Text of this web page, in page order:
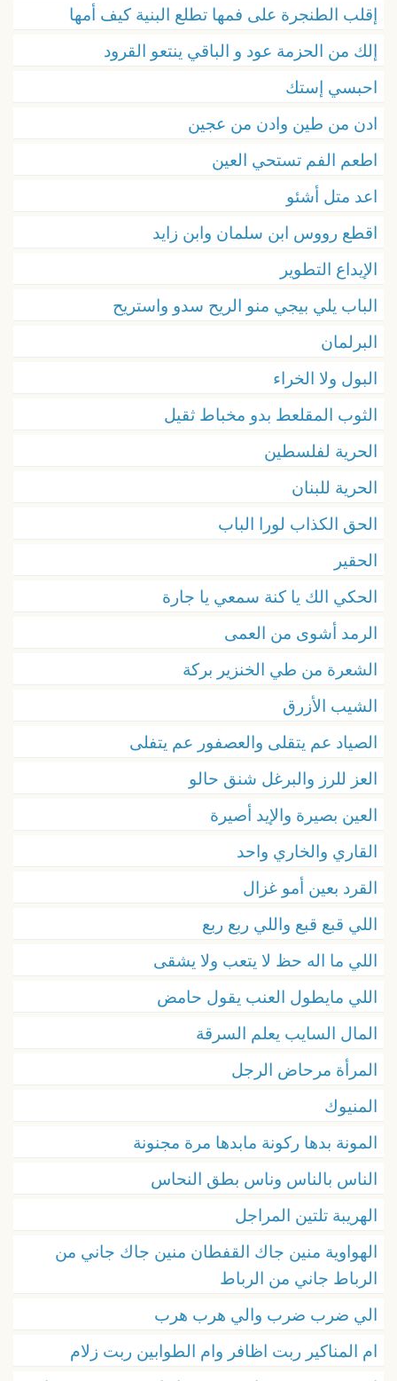
إقلب الطنجرة على فمها تطلع البنية كيف أمها
إلك من الحزمة عود و الباقي ينتعو القرود
احبسي إستك
ادن من طين وادن من عجين
اطعم الفم تستحي العين
اعد متل أشئو
اقطع رووس ابن سلمان وابن زايد
الإيداع التطوير
الباب يلي بيجي منو الريح سدو واستريح
البرلمان
البول ولا الخراء
الثوب المقلعط بدو مخباط ثقيل
الحرية لفلسطين
الحرية للبنان
الحق الكذاب لورا الباب
الحقير
الحكي الك يا كنة سمعي يا جارة
الرمد أشوى من العمى
الشعرة من طي الخنزير بركة
الشيب الأزرق
الصياد عم يتقلى والعصفور عم يتفلى
العز للرز والبرغل شنق حالو
العين بصيرة والإيد أصيرة
القاري والخاري واحد
القرد بعين أمو غزال
اللي قبع قبع واللي ربع ربع
اللي ما اله حظ لا يتعب ولا يشقى
اللي مايطول العنب يقول حامض
المال السايب يعلم السرقة
المرأة مرحاض الرجل
المنيوك
المونة بدها ركونة مابدها مرة مجنونة
الناس بالناس وناس بطق النحاس
الهريبة تلتين المراجل
الهواوية منين جاك القفطان منين جاك جاني من
الرباط جاني من الرباط
الي ضرب ضرب والي هرب هرب
ام المناكير ربت اظافر وام الطوابين ربت زلام